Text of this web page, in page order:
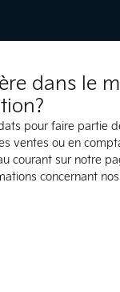
dans le
pour faire partie
ventes ou en
courant sur notre
concernant